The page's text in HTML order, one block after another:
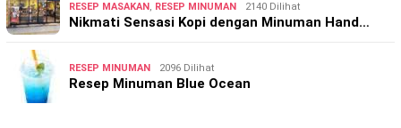
RESEP MASAKAN, RESEP MINUMAN 2140 Dilihat
Nikmati Sensasi Kopi dengan Minuman Hand…
RESEP MINUMAN 2096 Dilihat
Resep Minuman Blue Ocean